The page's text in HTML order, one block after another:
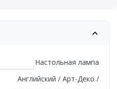
Настольная лампа
Английский / Арт-Деко /